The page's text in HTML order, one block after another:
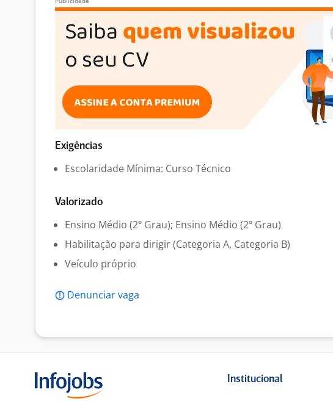
Exigências
Escolaridade Mínima: Curso Técnico
Valorizado
Ensino Médio (2º Grau); Ensino Médio (2º Grau)
Habilitação para dirigir (Categoria A, Categoria B)
Veículo próprio
Denunciar vaga
Institucional